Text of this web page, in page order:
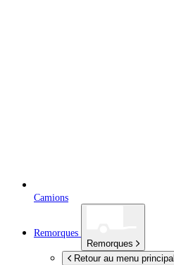
Camions
Remorques
Remorques
Retour au menu principal